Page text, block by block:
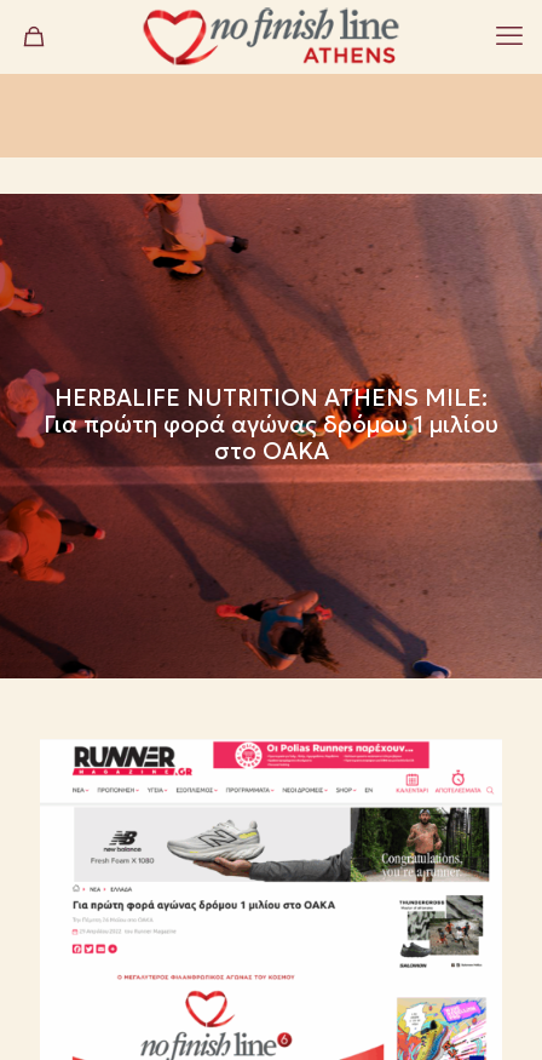
HERBALIFE NUTRITION ATHENS MILE:
Για πρώτη φορά αγώνας δρόμου 1 μιλίου
στο ΟΑΚΑ